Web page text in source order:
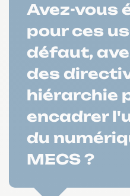
Avez-vous
pour ces
défaut,
des
hiérarchie
encadrer
du
MECS ?